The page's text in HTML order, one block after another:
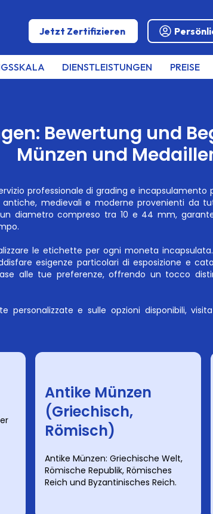
Jetzt Zertifizieren
DIENSTLEISTUNGEN PREISE
Bewertung und
Münzen und
professionale di grading e
medievali e moderne provenienti da
diametro compreso tra 10 e 44 mm,
le etichette per ogni moneta
esigenze particolari di esposizione e
alle tue preferenze, offrendo un tocco
personalizzate e sulle opzioni disponibili,
Antike Münzen
(Griechisch,
Römisch)
Antike Münzen: Griechische Welt,
Römische Republik, Römisches
Reich und Byzantinisches Reich.